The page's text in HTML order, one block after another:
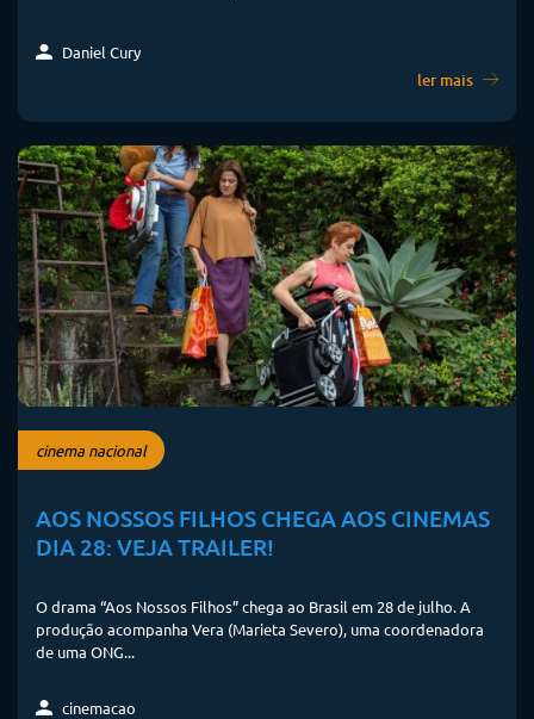
Daniel Cury
ler mais
cinema nacional
AOS NOSSOS FILHOS CHEGA AOS CINEMAS
DIA 28: VEJA TRAILER!
O drama “Aos Nossos Filhos” chega ao Brasil em 28 de julho. A
produção acompanha Vera (Marieta Severo), uma coordenadora
de uma ONG...
cinemacao